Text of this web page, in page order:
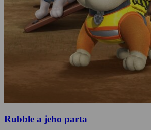
Rubble a jeho parta